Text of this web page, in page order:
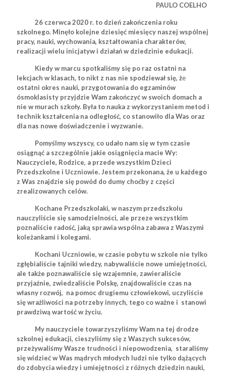
PAULO COELHO
26 czerwca 2020 r. to dzień zakończenia roku
szkolnego. Minęło kolejne dziesięć miesięcy naszej wspólnej
pracy, nauki, wychowania, kształtowania charakterów,
realizacji wielu inicjatyw i działań w dziedzinie edukacji.
Kiedy w marcu spotkaliśmy się po raz ostatni na
lekcjach w klasach, to nikt z nas nie spodziewał się, że
ostatni okres nauki, przygotowania do egzaminów
ósmoklasisty przyjdzie Wam zakończyć w swoich domach a
nie w murach szkoły. Była to nauka z wykorzystaniem metod i
technik kształcenia na odległość, co stanowiło dla Was oraz
dla nas nowe doświadczenie i wyzwanie.
Pomyślmy wszyscy, co udało nam się w tym czasie
osiągnąć a szczególnie jakie osiągnięcia macie Wy:
Nauczyciele, Rodzice, a przede wszystkim Dzieci
Przedszkolne i Uczniowie. Jestem przekonana, że u każdego
z Was znajdzie się powód do dumy choćby z części
zrealizowanych celów.
Kochane Przedszkolaki, w naszym przedszkolu
nauczyliście się samodzielności, ale przeze wszystkim
poznaliście radość, jaką sprawia wspólna zabawa z Waszymi
koleżankami i kolegami.
Kochani Uczniowie, w czasie pobytu w szkole nie tylko
zgłębialiście tajniki wiedzy, nabywaliście nowe umiejętności,
ale także poznawaliście się wzajemnie, zawieraliście
przyjaźnie, zwiedzaliście Polskę, znajdowaliście czas na
własny rozwój, na pomoc drugiemu człowiekowi, uczyliście
się wrażliwości na potrzeby innych, tego co ważne i stanowi
prawdziwą wartość w życiu.
My nauczyciele towarzyszyliśmy Wam na tej drodze
szkolnej edukacji, cieszyliśmy się z Waszych sukcesów,
przeżywaliśmy Wasze trudności i niepowodzenia, staraliśmy
się widzieć w Was mądrych młodych ludzi nie tylko dążących
do zdobycia wiedzy i umiejętności z różnych dziedzin nauki,